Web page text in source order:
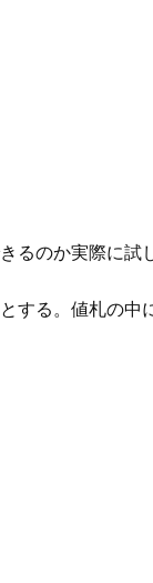
るのか実際に試
する。値札の